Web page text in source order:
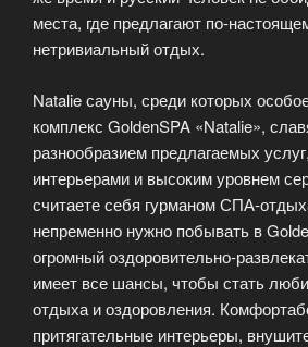
места, где предлагают по-
нетривиальный отдых.
Natalie сауны, среди которых
комплекс GoldenSPA «Natalie»,
разнообразием предлагаемых
интерьерами и высоким уровнем
считаете себя гурманом СПА-
непременно нужно побывать в
огромный оздоровительно-
имеет все шансы, чтобы стать
отдыха и оздоровления.
притягательные интерьеры,